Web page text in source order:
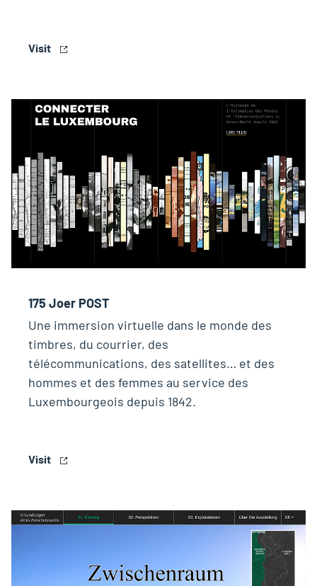
Visit
175 Joer POST
Une immersion virtuelle dans le monde des
timbres, du courrier, des
télécommunications, des satellites… et des
hommes et des femmes au service des
Luxembourgeois depuis 1842.
Visit